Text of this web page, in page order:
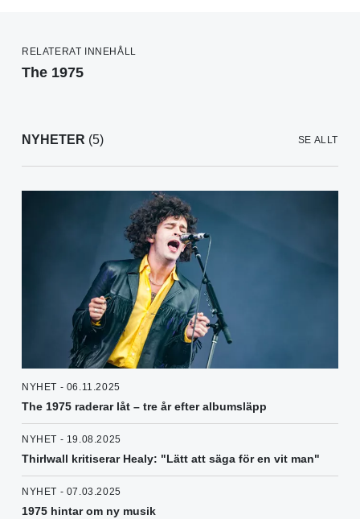
RELATERAT INNEHÅLL
The 1975
NYHETER (5) SE ALLT
NYHET - 06.11.2025
The 1975 raderar låt – tre år efter albumsläpp
NYHET - 19.08.2025
Thirlwall kritiserar Healy: "Lätt att säga för en vit man"
NYHET - 07.03.2025
1975 hintar om ny musik